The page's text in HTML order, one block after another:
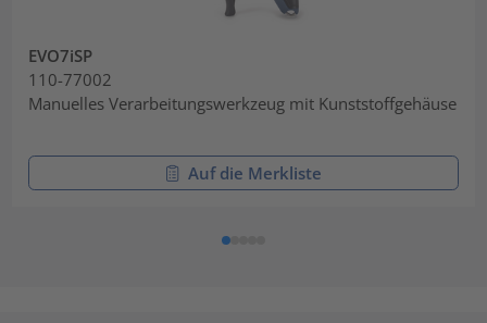
EVO7iSP
110-77002
Manuelles Verarbeitungswerkzeug mit Kunststoffgehäuse
Auf die Merkliste